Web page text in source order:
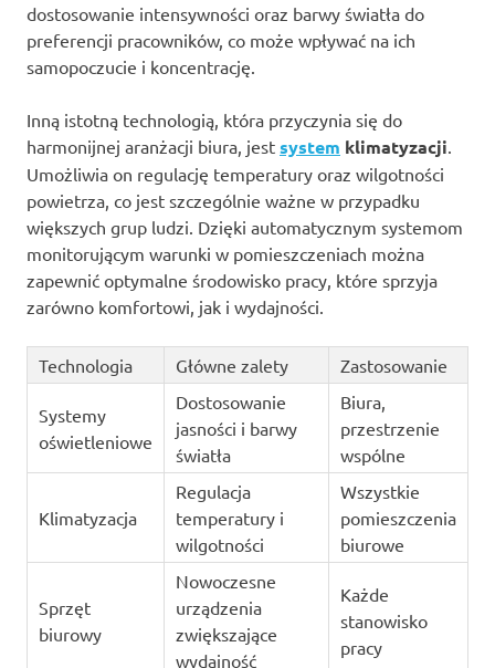
dostosowanie intensywności oraz barwy światła do
preferencji pracowników, co może wpływać na ich
samopoczucie i koncentrację.
Inną istotną technologią, która przyczynia się do
harmonijnej aranżacji biura, jest system klimatyzacji
Umożliwia on regulację temperatury oraz wilgotności
powietrza, co jest szczególnie ważne w przypadku
większych grup ludzi. Dzięki automatycznym systemom
monitorującym warunki w pomieszczeniach można
zapewnić optymalne środowisko pracy, które sprzyja
zarówno komfortowi, jak i wydajności.
Technologia Główne zalety Zastosowanie
Systemy
oświetleniowe
Dostosowanie
jasności i barwy
światła
Biura,
przestrzenie
wspólne
Klimatyzacja
Regulacja
temperatury i
wilgotności
Wszystkie
pomieszczenia
biurowe
Sprzęt
biurowy
Nowoczesne
urządzenia
zwiększające
wydajność
Każde
stanowisko
pracy